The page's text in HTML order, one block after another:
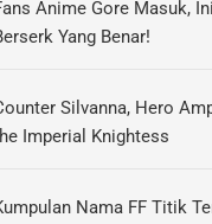
Anime Gore Masuk,
Yang Benar!
Silvanna, Hero
Imperial Knightess
Nama FF Titik